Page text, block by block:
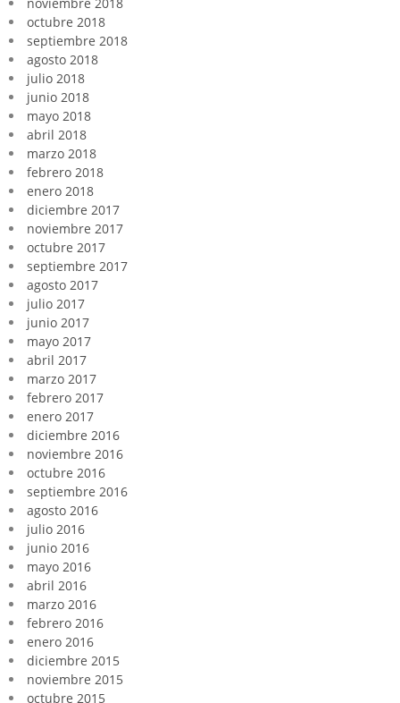
noviembre 2018
octubre 2018
septiembre 2018
agosto 2018
julio 2018
junio 2018
mayo 2018
abril 2018
marzo 2018
febrero 2018
enero 2018
diciembre 2017
noviembre 2017
octubre 2017
septiembre 2017
agosto 2017
julio 2017
junio 2017
mayo 2017
abril 2017
marzo 2017
febrero 2017
enero 2017
diciembre 2016
noviembre 2016
octubre 2016
septiembre 2016
agosto 2016
julio 2016
junio 2016
mayo 2016
abril 2016
marzo 2016
febrero 2016
enero 2016
diciembre 2015
noviembre 2015
octubre 2015